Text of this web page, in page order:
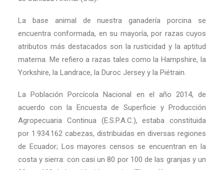
La base animal de nuestra ganadería porcina se
encuentra conformada, en su mayoría, por razas cuyos
atributos más destacados son la rusticidad y la aptitud
materna. Me refiero a razas tales como la Hampshire, la
Yorkshire, la Landrace, la Duroc Jersey y la Piétrain.
La Población Porcícola Nacional en el año 2014, de
acuerdo con la Encuesta de Superficie y Producción
Agropecuaria Continua (E.S.P.A.C.), estaba constituida
por 1.934.162 cabezas, distribuidas en diversas regiones
de Ecuador; Los mayores censos se encuentran en la
costa y sierra: con casi un 80 por 100 de las granjas y un